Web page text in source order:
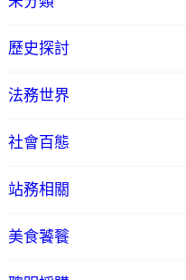
歷史探討
法務世界
社會百態
站務相關
美食饕餮